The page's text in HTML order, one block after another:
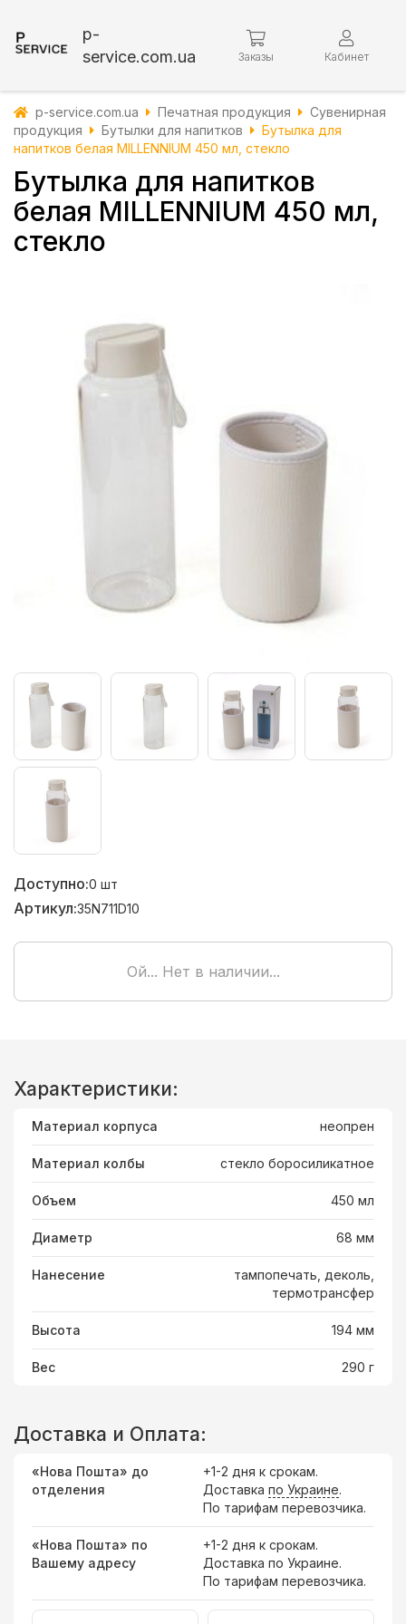
p-
service.com.ua
Заказы Кабинет
p-service.com.ua Печатная продукция
Сувенирная
продукция
Бутылки для напитков
Бутылка для
напитков белая MILLENNIUM 450 мл, стекло
Бутылка для напитков
белая MILLENNIUM 450 мл,
стекло
Доступно:0 шт
Артикул:35N711D10
Ой... Нет в наличии...
Характеристики:
Материал корпуса неопрен
Материал колбы стекло боросиликатное
Объем 450 мл
Диаметр 68 мм
Нанесение
тампопечать, деколь,
термотрансфер
Высота 194 мм
Вес 290 г
Доставка и Оплата:
«Нова Пошта» до
отделения
+1-2 дня к срокам.
Доставка по Украине.
По тарифам перевозчика.
«Нова Пошта» по
Вашему адресу
+1-2 дня к срокам.
Доставка по Украине.
По тарифам перевозчика.